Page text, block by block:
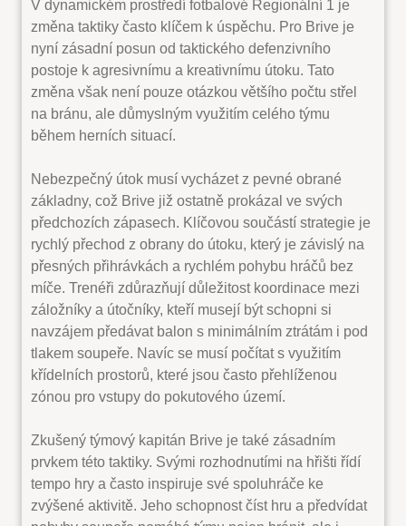
V dynamickém prostředí fotbalové Regionální 1 je
změna taktiky často klíčem k úspěchu. Pro Brive je
nyní zásadní posun od taktického defenzivního
postoje k agresivnímu a kreativnímu útoku. Tato
změna však není pouze otázkou většího počtu střel
na bránu, ale důmyslným využitím celého týmu
během herních situací.
Nebezpečný útok musí vycházet z pevné obrané
základny, což Brive již ostatně prokázal ve svých
předchozích zápasech. Klíčovou součástí strategie je
rychlý přechod z obrany do útoku, který je závislý na
přesných přihrávkách a rychlém pohybu hráčů bez
míče. Trenéři zdůrazňují důležitost koordinace mezi
záložníky a útočníky, kteří musejí být schopni si
navzájem předávat balon s minimálním ztrátám i pod
tlakem soupeře. Navíc se musí počítat s využitím
křídelních prostorů, které jsou často přehlíženou
zónou pro vstupy do pokutového území.
Zkušený týmový kapitán Brive je také zásadním
prvkem této taktiky. Svými rozhodnutími na hřišti řídí
tempo hry a často inspiruje své spoluhráče ke
zvýšené aktivitě. Jeho schopnost číst hru a předvídat